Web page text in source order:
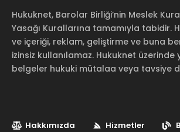
Hukuknet, Barolar Birliği’nin Meslek
Yasağı Kurallarına tamamıyla tabidir.
ve içeriği, reklam, geliştirme ve buna
izinsiz kullanılamaz. Hukuknet
belgeler hukuki mütalaa veya tavsiye
Hakkımızda Hizmetler